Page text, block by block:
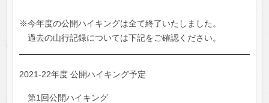
※今年度の公開ハイキングは全て終了いたしました。
過去の山行記録については下記をご確認ください。
2021-22年度 公開ハイキング予定
第1回公開ハイキング